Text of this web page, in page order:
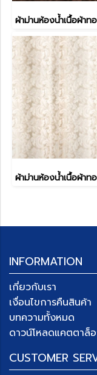
INFORMATION
เกี่ยวกับเรา
เงื่อนไขการคืนสินค้า
บทความทั้งหมด
ดาวน์โหลดแคตตาล็
CUSTOMER